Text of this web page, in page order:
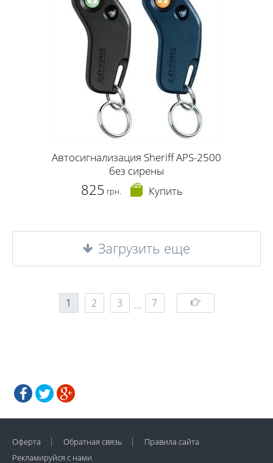
Автосигнализация Sheriff APS-2500
без сирены
825 грн. Купить
Загрузить еще
1 2 3 … 7
Оферта Обратная связь
Правила сайта
Рекламируйся с нами